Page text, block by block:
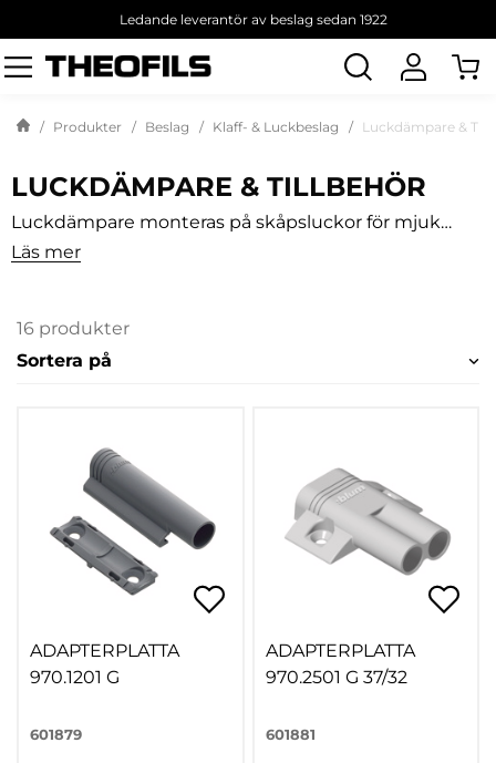
Ledande leverantör av beslag sedan 1922
Sök
produkt
Produkter Beslag Klaff- & Luckbeslag Luckdämpare &
LUCKDÄMPARE & TILLBEHÖR
Luckdämpare monteras på skåpsluckor för mjuk
stängning och öppning. Olika varianter tillämpas
beroende på luck- och gångjärnstyp, Theofils har ett
Läs mer
16 produkter
Sortera på
ADAPTERPLATTA
970.1201 G
601879
ADAPTERPLATTA
970.2501 G 37/32
601881